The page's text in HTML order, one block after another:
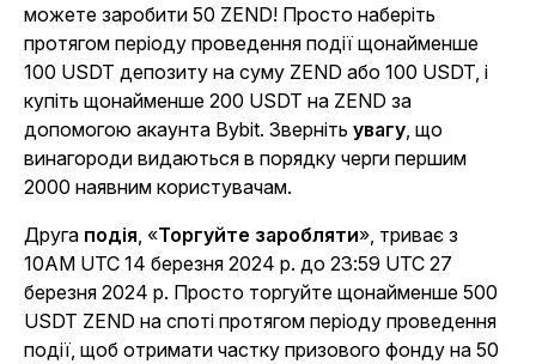
можете заробити 50 ZEND! Просто наберіть
протягом періоду проведення події щонайменше
100 USDT депозиту на суму ZEND або 100 USDT, і
купіть щонайменше 200 USDT на ZEND за
допомогою акаунта Bybit. Зверніть увагу, що
винагороди видаються в порядку черги першим
2000 наявним користувачам.
Друга подія, «Торгуйте заробляти», триває з
10AM UTC 14 березня 2024 р. до 23:59 UTC 27
березня 2024 р. Просто торгуйте щонайменше 500
USDT ZEND на споті протягом періоду проведення
події, щоб отримати частку призового фонду на 50